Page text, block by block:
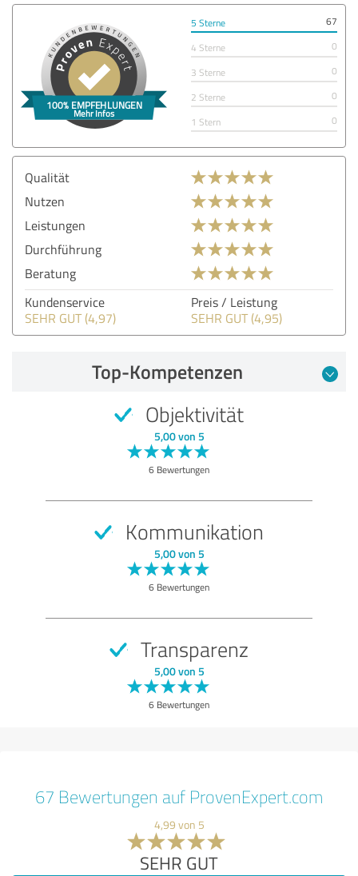
5 Sterne
67
4 Sterne
0
3 Sterne
0
2 Sterne
0
1 Stern
0
Qualität
Nutzen
Leistungen
Durchführung
Beratung
Kundenservice
SEHR GUT (4,97)
Preis / Leistung
SEHR GUT (4,95)
Top-Kompetenzen
Objektivität
5,00 von 5
6 Bewertungen
Kommunikation
5,00 von 5
6 Bewertungen
Transparenz
5,00 von 5
6 Bewertungen
67 Bewertungen auf ProvenExpert.com
4,99 von 5
SEHR GUT